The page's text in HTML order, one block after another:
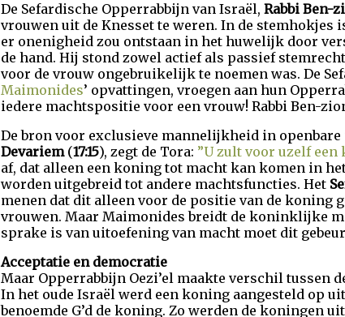
De Sefardische Opperrabbijn van Israël, Rabbi Ben-
vrouwen uit de Knesset te weren. In de
er onenigheid zou ontstaan in het huwelijk door
de hand. Hij stond zowel actief als passief
voor de vrouw ongebruikelijk te noemen was. De
Maimonides’ opvattingen, vroegen aan hun
iedere machtspositie voor een vrouw! Rabbi Ben-
De bron voor exclusieve mannelijkheid in
Devariem(17:15), zegt de Tora: ”U zult voor uzelf een
af, dat alleen een koning tot macht kan komen in
worden uitgebreid tot andere machtsfuncties. Het
menen dat dit alleen voor de positie van de
vrouwen. Maar Maimonides breidt de koninklijke
sprake is van uitoefening van macht moet dit
Acceptatie en democratie
Maar Opperrabbijn Oezi’el maakte verschil tussen
In het oude Israël werd een koning aangesteld op
benoemde G’d de koning. Zo werden de koningen